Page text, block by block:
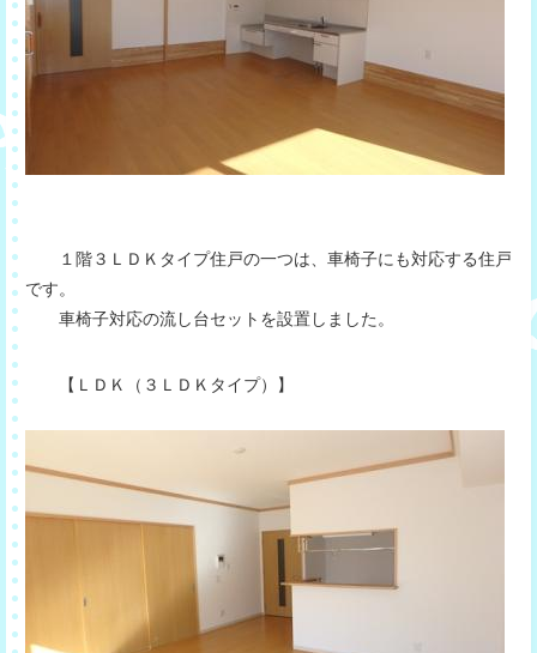
１階３ＬＤＫタイプ住戸の一つは、車椅子にも対応する住戸
です。
車椅子対応の流し台セットを設置しました。
【ＬＤＫ（３ＬＤＫタイプ）】